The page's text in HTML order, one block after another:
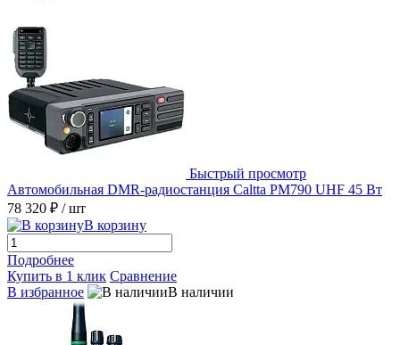
Быстрый просмотр
Автомобильная DMR-радиостанция Caltta PM790 UHF 45 Вт
78 320 ₽ / шт
В корзину
Подробнее
Купить в 1 клик Сравнение
В избранное
В наличии